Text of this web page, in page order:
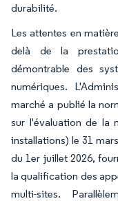
durabilité.
Les attentes en
delà de la
démontrable des
numériques.
marché a publié la
sur l'évaluation de la
installations) le 31
du 1er juillet 2026,
la qualification des
multi-sites.